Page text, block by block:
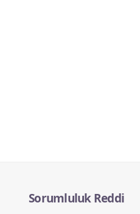
Sorumluluk Reddi